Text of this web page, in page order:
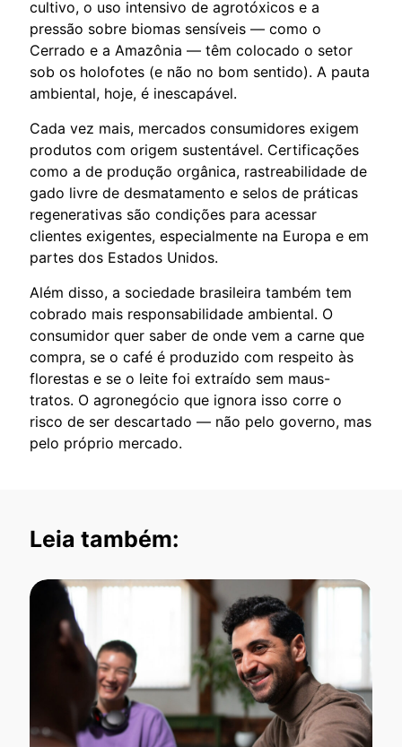
cultivo, o uso intensivo de agrotóxicos e a
pressão sobre biomas sensíveis — como o
Cerrado e a Amazônia — têm colocado o setor
sob os holofotes (e não no bom sentido). A pauta
ambiental, hoje, é inescapável.
Cada vez mais, mercados consumidores exigem
produtos com origem sustentável. Certificações
como a de produção orgânica, rastreabilidade de
gado livre de desmatamento e selos de práticas
regenerativas são condições para acessar
clientes exigentes, especialmente na Europa e em
partes dos Estados Unidos.
Além disso, a sociedade brasileira também tem
cobrado mais responsabilidade ambiental. O
consumidor quer saber de onde vem a carne que
compra, se o café é produzido com respeito às
florestas e se o leite foi extraído sem maus-
tratos. O agronegócio que ignora isso corre o
risco de ser descartado — não pelo governo, mas
pelo próprio mercado.
Leia também: